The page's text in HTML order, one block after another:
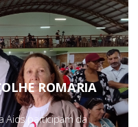
ROMARIA
Aids participam da